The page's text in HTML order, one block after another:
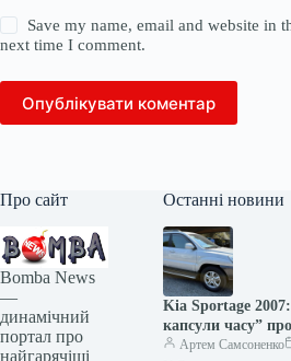
Save my name, email and website in
next time I comment.
Опублікувати коментар
Про сайт
Bomba News
—
динамічний
портал про
найгарячіші
Останні новини
Kia Sportage
капсули часу”
Львові
Артем Самсоненко